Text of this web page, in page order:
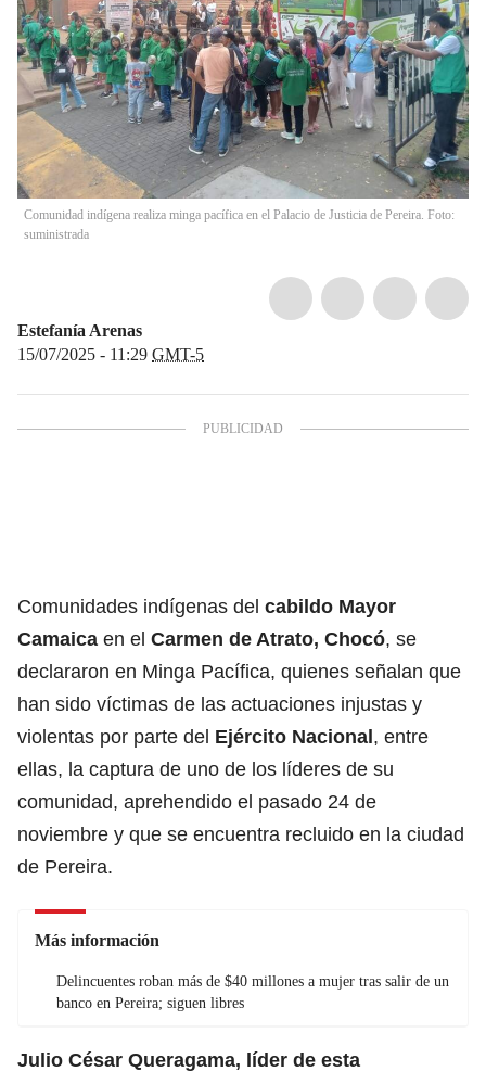
Comunidad indígena realiza minga pacífica en el Palacio de Justicia de Pereira. Foto:
suministrada
Estefanía Arenas
15/07/2025 - 11:29 GMT-5
Comunidades indígenas del cabildo Mayor
Camaica en el Carmen de Atrato, Chocó, se
declararon en Minga Pacífica, quienes señalan que
han sido víctimas de las actuaciones injustas y
violentas por parte del Ejército Nacional, entre
ellas, la captura de uno de los líderes de su
comunidad, aprehendido el pasado 24 de
noviembre y que se encuentra recluido en la ciudad
de Pereira.
Más información
Delincuentes roban más de $40 millones a mujer tras salir de un
banco en Pereira; siguen libres
Julio César Queragama, líder de esta